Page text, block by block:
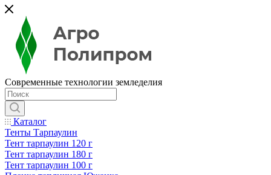
Современные технологии земледелия
Каталог
Тенты Тарпаулин
Тент тарпаулин 120 г
Тент тарпаулин 180 г
Тент тарпаулин 100 г